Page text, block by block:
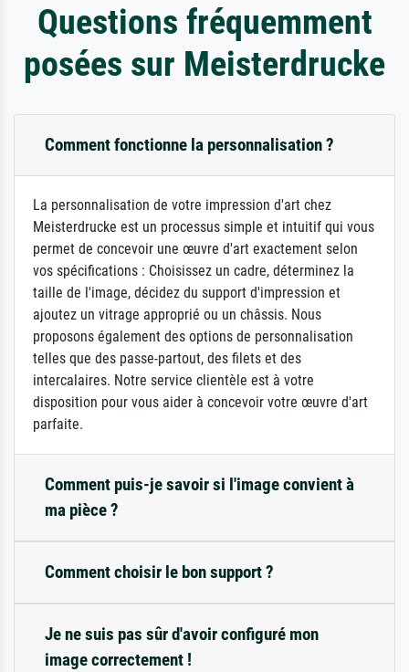
Questions fréquemment
posées sur Meisterdrucke
Comment fonctionne la personnalisation ?
La personnalisation de votre impression d'art chez
Meisterdrucke est un processus simple et intuitif qui vous
permet de concevoir une œuvre d'art exactement selon
vos spécifications : Choisissez un cadre, déterminez la
taille de l'image, décidez du support d'impression et
ajoutez un vitrage approprié ou un châssis. Nous
proposons également des options de personnalisation
telles que des passe-partout, des filets et des
intercalaires. Notre service clientèle est à votre
disposition pour vous aider à concevoir votre œuvre d'art
parfaite.
Comment puis-je savoir si l'image convient à
ma pièce ?
Comment choisir le bon support ?
Je ne suis pas sûr d'avoir configuré mon
image correctement !